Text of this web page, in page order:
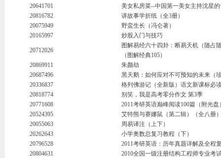
20641701
美女私房菜--中国第一美女主持沈星
20816782
讲故事学折纸（全3册）
20075949
野蛮生长（冯仑著）
20165997
炒股入门与技巧
20712026
图解易经六十四卦：断易天机（随占
（图解经典105）
20869911
朱颜劫
20687496
黑天鹅：如何应对不可预知的未来（
20336837
格列佛游记（全新版）语文新课标必
20818774
别笑，我是高考零分作文 第3季
20771608
2011考研英语巅峰阅读100篇（附光
20524395
艾特熊与赛娜鼠（第二辑）（全八册
20055063
周易译注（上下）
20262643
小学奥数总复习教程（下）
20796528
2011考研英语：历年真题详解及全
20804631
2010全国一级注册结构工程师专业考